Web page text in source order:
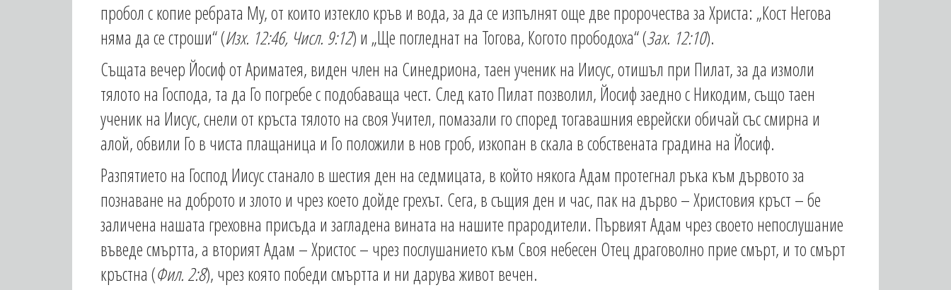
пробол с копие ребрата Му, от които изтекло кръв и вода, за да се изпълнят още две пророчества за Христа: „Кост Негова
няма да се строши“ (Изх. 12:46, Числ. 9:12) и „Ще погледнат на Тогова, Когото прободоха“ (Зах. 12:10).
Същата вечер Йосиф от Ариматея, виден член на Синедриона, таен ученик на Иисус, отишъл при Пилат, за да измоли
тялото на Господа, та да Го погребе с подобаваща чест. След като Пилат позволил, Йосиф заедно с Никодим, също таен
ученик на Иисус, снели от кръста тялото на своя Учител, помазали го според тогавашния еврейски обичай със смирна и
алой, обвили Го в чиста плащаница и Го положили в нов гроб, изкопан в скала в собствената градина на Йосиф.
Разпятието на Господ Иисус станало в шестия ден на седмицата, в който някога Адам протегнал ръка към дървото за
познаване на доброто и злото и чрез което дойде грехът. Сега, в същия ден и час, пак на дърво – Христовия кръст – бе
заличена нашата греховна присъда и загладена вината на нашите прародители. Първият Адам чрез своето непослушание
въведе смъртта, а вторият Адам – Христос – чрез послушанието към Своя небесен Отец драговолно прие смърт, и то смърт
кръстна (Фил. 2:8), чрез която победи смъртта и ни дарува живот вечен.